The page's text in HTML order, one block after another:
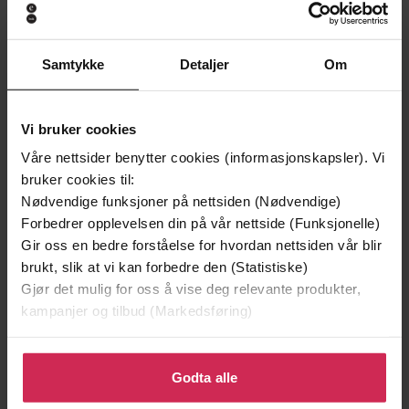
Samtykke Detaljer Om
Vi bruker cookies
Våre nettsider benytter cookies (informasjonskapsler). Vi
bruker cookies til:
Nødvendige funksjoner på nettsiden (Nødvendige)
Forbedrer opplevelsen din på vår nettside (Funksjonelle)
Gir oss en bedre forståelse for hvordan nettsiden vår blir
brukt, slik at vi kan forbedre den (Statistiske)
Gjør det mulig for oss å vise deg relevante produkter,
kampanjer og tilbud (Markedsføring)
Klikk på «Godta alle» for å gi oss ditt samtykke til å
bruke cookies for alle disse formålene. Du kan også
tilpasse ditt samtykke til spesifikke formål ved å klikke
Godta alle
149,-
Skriket
Jørn Lier Horst
EBOK
149,-
Offer
Jørn Lier Horst
A NATIONAL BOOK AWARD WINNER AND
NEW YORK TIMES BESTSELLER